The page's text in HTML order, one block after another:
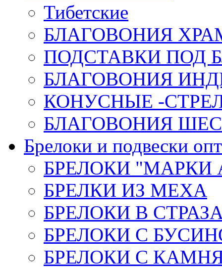
Тибетские
БЛАГОВОНИЯ
ПОДСТАВКИ ПОД
БЛАГОВОНИЯ
КОНУСНЫЕ -
БЛАГОВОНИЯ
Брелоки и подвески
БРЕЛОКИ "МАРКИ
БРЕЛКИ ИЗ МЕХА
БРЕЛОКИ В
БРЕЛОКИ С
БРЕЛОКИ С